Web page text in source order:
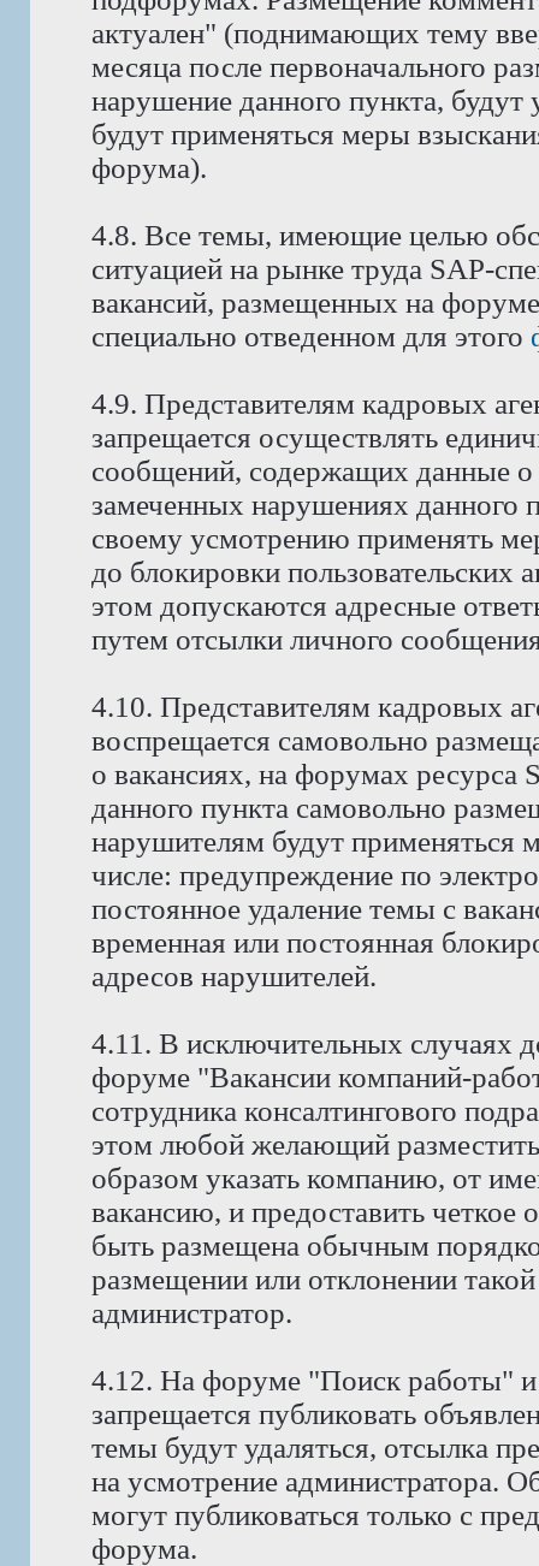
актуален" (поднимающих тему
месяца после первоначального
нарушение данного пункта, будут
будут применяться меры
форума).
4.8. Все темы, имеющие целью
ситуацией на рынке труда SAP-
вакансий, размещенных на
специально отведенном для этого
4.9. Представителям кадровых
запрещается осуществлять
сообщений, содержащих данные о
замеченных нарушениях данного
своему усмотрению применять
до блокировки
этом допускаются адресные
путем отсылки личного
4.10. Представителям кадровых
воспрещается самовольно
о вакансиях, на форумах
данного пункта самовольно
нарушителям будут применяться
числе: предупреждение по
постоянное удаление темы с
временная или постоянная
адресов нарушителей.
4.11. В исключительных случаях
форуме "Вакансии компаний-
сотрудника консалтингового
этом любой желающий
образом указать компанию, от
вакансию, и предоставить четкое
быть размещена обычным
размещении или отклонении
администратор.
4.12. На форуме "Поиск работы" и
запрещается публиковать
темы будут удаляться, отсылка
на усмотрение администратора.
могут публиковаться только с
форума.